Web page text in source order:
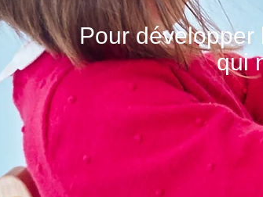
Pour développer
qui